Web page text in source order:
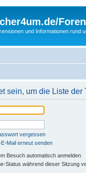
Foren
und Informationen rund
sein, um die Liste
vergessen
Mail erneut senden
Besuch automatisch anmelden
Status während dieser Sitzung